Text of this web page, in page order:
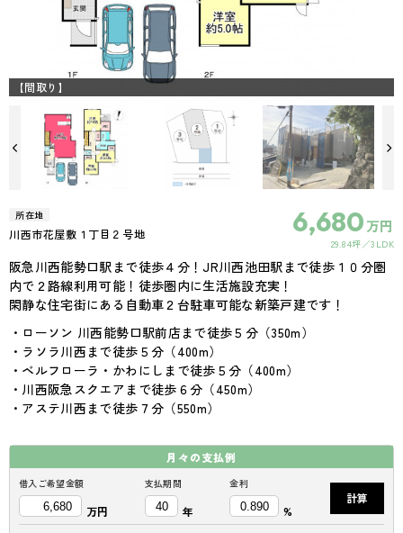
【間取り】
所在地
川西市花屋敷１丁目２号地 6,680万円
29.84坪 3LDK
阪急川西能勢口駅まで徒歩４分！JR川西池田駅まで徒歩１０分圏
内で２路線利用可能！徒歩圏内に生活施設充実！
閑静な住宅街にある自動車２台駐車可能な新築戸建です！
・ローソン 川西能勢口駅前店まで徒歩５分（350m）
・ラソラ川西まで徒歩５分（400m）
・ベルフローラ・かわにしまで徒歩５分（400m）
・川西阪急スクエアまで徒歩６分（450m）
・アステ川西まで徒歩７分（550m）
月々の支払例
借入ご希望金額
万円
支払期間
年
金利
%
計算